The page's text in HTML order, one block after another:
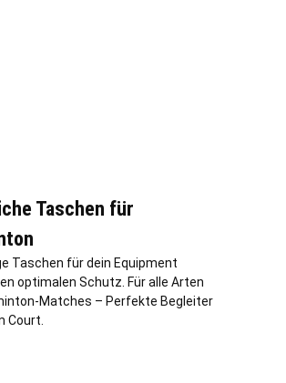
Taschen für
Taschen für dein Equipment
optimalen Schutz. Für alle Arten
Matches – Perfekte Begleiter
Court.